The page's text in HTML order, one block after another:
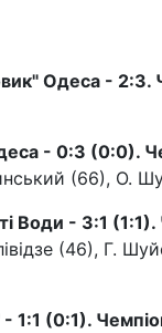
Одеса -
- 0:3 (0:0).
(66), О.
Води - 3:1
(46), Г.
1:1 (0:1).